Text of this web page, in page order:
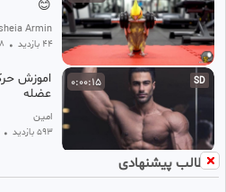
😊
Armin
44 بازدید • 8 ماه پیش
SD
0:00:15
اموزش
عضله
امین
593 بازدید •
مطالب پیشنهادی